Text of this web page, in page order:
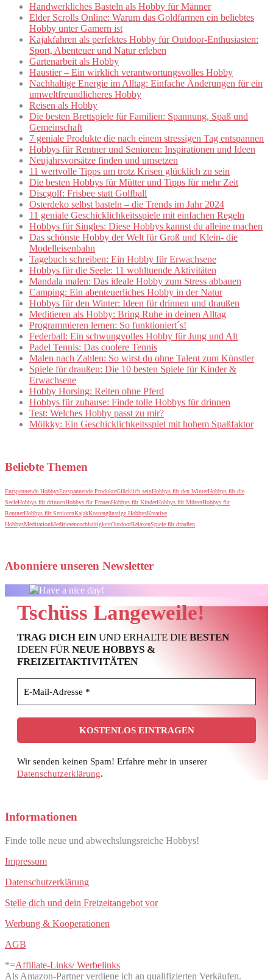
Handwerkliches Basteln als Hobby für Männer
Elder Scrolls Online: Warum das Goldfarmen ein beliebtes
Hobby unter Gamern ist
Kajakfahren als perfektes Hobby für Outdoor-Enthusiasten:
Sport, Abenteuer und Natur erleben
Gartenarbeit als Hobby
Haustier – Ein wirklich verantwortungsvolles Hobby
Nachhaltige Energie im Alltag: Einfache Änderungen für ein
umweltfreundlicheres Hobby
Reisen als Hobby
Die besten Brettspiele für Familien: Spannung, Spaß und
Gemeinschaft
7 geniale Produkte die nach einem stressigen Tag entspannen
Hobbys für Rentner und Senioren: Inspirationen und Ideen
Neujahrsvorsätze finden und umsetzen
11 wertvolle Tipps um trotz Krisen glücklich zu sein
Die besten Hobbys für Mütter und Tipps für mehr Zeit
Discgolf: Frisbee statt Golfball
Osterdeko selbst basteln – die Trends im Jahr 2024
11 geniale Geschicklichkeitsspiele mit einfachen Regeln
Hobbys für Singles: Diese Hobbys kannst du alleine machen
Das schönste Hobby der Welt für Groß und Klein- die
Modelleisenbahn
Tagebuch schreiben: Ein Hobby für Erwachsene
Hobbys für die Seele: 11 wohltuende Aktivitäten
Mandala malen: Das ideale Hobby zum Stress abbauen
Camping: Ein abenteuerliches Hobby in der Natur
Hobbys für den Winter: Ideen für drinnen und draußen
Meditieren als Hobby: Bring Ruhe in deinen Alltag
Programmieren lernen: So funktioniert´s!
Federball: Ein schwungvolles Hobby für Jung und Alt
Padel Tennis: Das coolere Tennis
Malen nach Zahlen: So wirst du ohne Talent zum Künstler
Spiele für draußen: Die 10 besten Spiele für Kinder &
Erwachsene
Hobby Horsing: Reiten ohne Pferd
Hobbys für zuhause: Finde tolle Hobbys für drinnen
Test: Welches Hobby passt zu mir?
Mölkky: Ein Geschicklichkeitsspiel mit hohem Spaßfaktor
Beliebte Themen
Entspannende HobbysEntspannende ProdukteGlücklich seinHobbys für den WinterHobbys für die
SeeleHobbys für drinnenHobbys für FrauenHobbys für KinderHobbys für MütterHobbys für
RentnerHobbys für SeniorenKajakKostengünstige HobbysKreative
HobbysMeditationMeditierennachhaltigkeitOutdoorRelaxenSpiele für draußen
Abonniere unseren Newsletter
Tschüss Langeweile!
TRAG DICH EIN UND ERHALTE DIE BESTEN
IDEEN FÜRNEUE HOBBYS &
FREIZEITAKTIVITÄTEN
Wir senden keinen Spam! Erfahre mehr in unserer
Datenschutzerklärung.
Informationen
Finde tolle neue und abwechslungsreiche Hobbys!
Impressum
Datenschutzerklärung
Stelle dich und dein Freizeitangebot vor
Werbung & Kooperationen
AGB
*=Affiliate-Links/ Werbelinks
Als Amazon-Partner verdiene ich an qualifizierten Verkäufen.